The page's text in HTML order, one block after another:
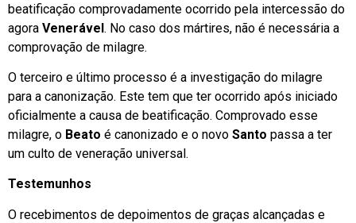
beatificação comprovadamente ocorrido pela intercessão do
agora Venerável. No caso dos mártires, não é necessária a
comprovação de milagre.
O terceiro e último processo é a investigação do milagre
para a canonização. Este tem que ter ocorrido após iniciado
oficialmente a causa de beatificação. Comprovado esse
milagre, o Beato é canonizado e o novo Santo passa a ter
um culto de veneração universal.
Testemunhos
O recebimentos de depoimentos de graças alcançadas e